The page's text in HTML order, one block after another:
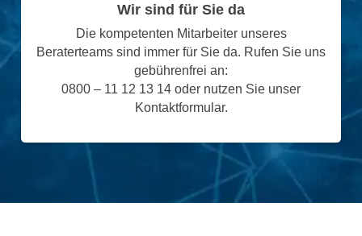
Wir sind für Sie da
Die kompetenten Mitarbeiter unseres
Beraterteams sind immer für Sie da. Rufen Sie uns
gebührenfrei an:
0800 – 11 12 13 14 oder nutzen Sie unser
Kontaktformular.